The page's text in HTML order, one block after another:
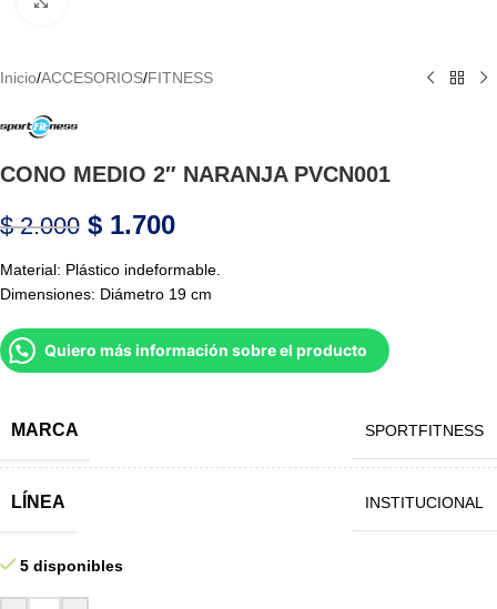
Inicio/ACCESORIOS/FITNESS
CONO MEDIO 2″ NARANJA PVCN001
$2.000 $ 1.700
Material: Plástico indeformable.
Dimensiones: Diámetro 19 cm
Quiero más información sobre el producto
MARCA SPORTFITNESS
LÍNEA INSTITUCIONAL
5 disponibles